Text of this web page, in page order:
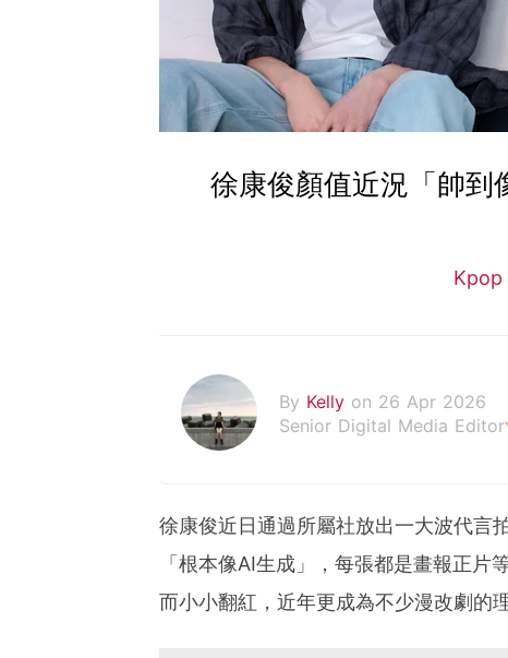
徐康俊顏值近況「帥到
Kpop
By Kelly on 26 Apr 2026
Senior Digital Media Editor
徐康俊近日通過所屬社放出一大波代言
「根本像AI生成」，每張都是畫報正
而小小翻紅，近年更成為不少漫改劇的